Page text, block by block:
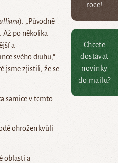
roce!
Chcete
dostávat
novinky
do mailu?
). „Původně
Až po několika
a
svého druhu,“
jsme zjistili, že se
samice v tomto
ohrožen kvůli
oblasti a